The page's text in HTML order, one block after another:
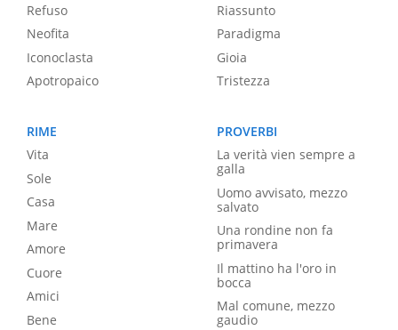
Refuso
Neofita
Iconoclasta
Apotropaico
Riassunto
Paradigma
Gioia
Tristezza
RIME
Vita
Sole
Casa
Mare
Amore
Cuore
Amici
Bene
PROVERBI
La verità vien sempre a
galla
Uomo avvisato, mezzo
salvato
Una rondine non fa
primavera
Il mattino ha l'oro in
bocca
Mal comune, mezzo
gaudio